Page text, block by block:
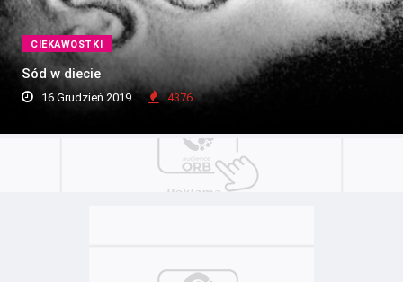
CIEKAWOSTKI
Sód w diecie
16 Grudzień 2019 4376